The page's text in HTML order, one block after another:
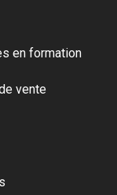
en formation
vente